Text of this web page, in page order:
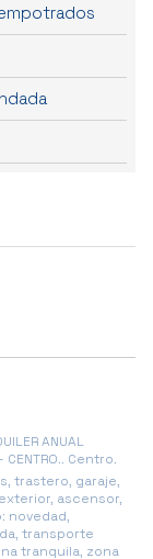
ANUAL
CENTRO.. Centro.
trastero, garaje,
ascensor,
novedad,
transporte
tranquila, zona